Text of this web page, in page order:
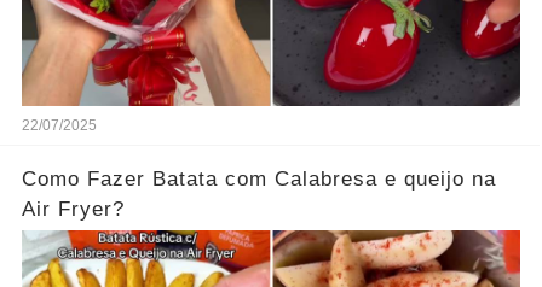
22/07/2025
Como Fazer Batata com Calabresa e queijo na
Air Fryer?